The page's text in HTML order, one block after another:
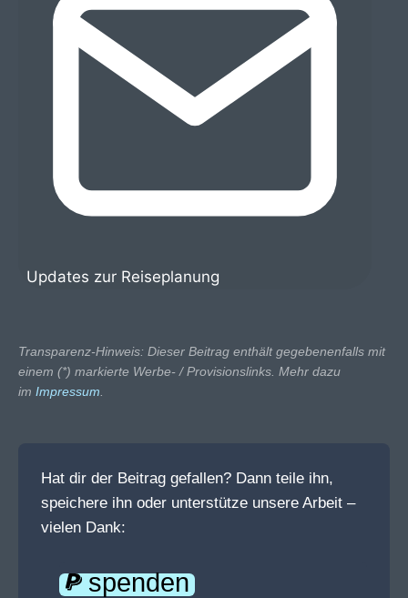
Updates zur Reiseplanung
Transparenz-Hinweis: Dieser Beitrag enthält gegebenenfalls mit
einem (*) markierte Werbe- / Provisionslinks. Mehr dazu
im Impressum
Hat dir der Beitrag gefallen? Dann teile ihn,
speichere ihn oder unterstütze unsere Arbeit –
vielen Dank:
spenden